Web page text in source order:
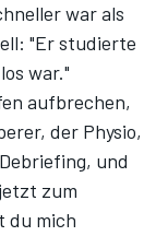
war als
"Er studierte
war."
aufbrechen,
der Physio,
und
zum
du mich